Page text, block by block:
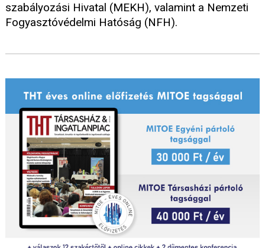
szabályozási Hivatal (MEKH), valamint a Nemzeti
Fogyasztóvédelmi Hatóság (NFH).